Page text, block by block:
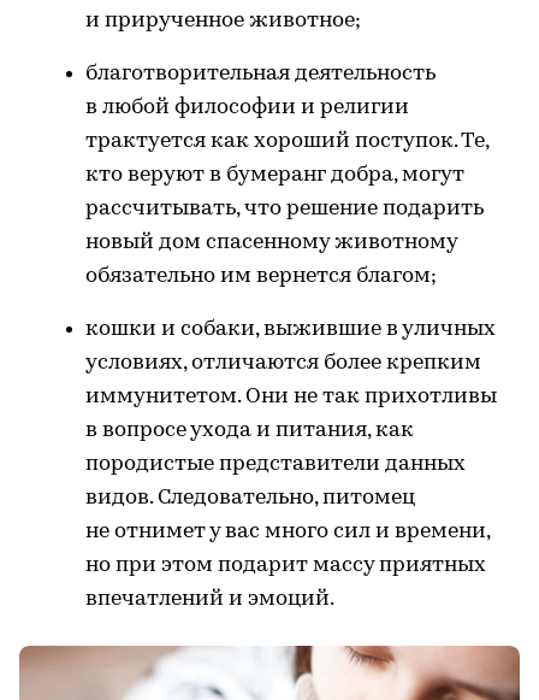
и прирученное животное;
благотворительная деятельность
в любой философии и религии
трактуется как хороший поступок. Те,
кто веруют в бумеранг добра, могут
рассчитывать, что решение подарить
новый дом спасенному животному
обязательно им вернется благом;
кошки и собаки, выжившие в уличных
условиях, отличаются более крепким
иммунитетом. Они не так прихотливы
в вопросе ухода и питания, как
породистые представители данных
видов. Следовательно, питомец
не отнимет у вас много сил и времени,
но при этом подарит массу приятных
впечатлений и эмоций.